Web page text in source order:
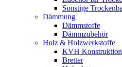
Sonstige
Dämmung
Dämmstoffe
Dämmzubehör
Holz & Holzwerkstoffe
KVH
Bretter